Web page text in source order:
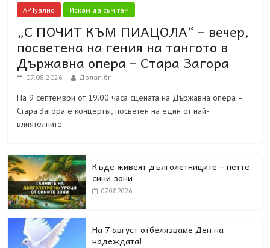
АРТуално Искам да съм там
„С ПОЧИТ КЪМ ПИАЦОЛА“ – вечер,
посветена на гения на тангото в
Държавна опера – Стара Загора
07.08.2026 Долап.бг
На 9 септември от 19.00 часа сцената на Държавна опера –
Стара Загора е концертът, посветен на един от най-
влиятелните
Къде живеят дълголетниците – петте
сини зони
07.08.2026
На 7 август отбелязваме Ден на
надеждата!